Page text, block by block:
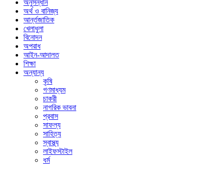
অনুসন্ধান
অর্থ ও বানিজ্য
আর্ন্তজাতিক
খেলাধুলা
বিনোদন
অপরাধ
আইন-আদালত
শিক্ষা
অন্যান্য
কৃষি
গণমাধ্যম
চাকরী
নাগরিক ভাবনা
প্রবাস
সাফল্য
সাহিত্য
স্বাস্থ্য
লাইফস্টাইল
ধর্ম